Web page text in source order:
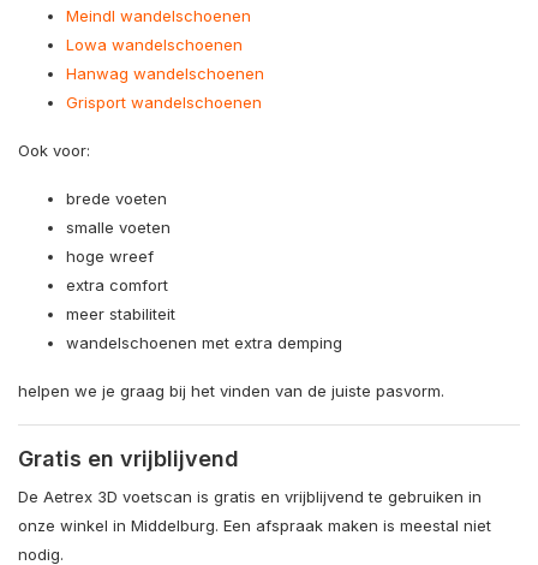
Meindl wandelschoenen
Lowa wandelschoenen
Hanwag wandelschoenen
Grisport wandelschoenen
Ook voor:
brede voeten
smalle voeten
hoge wreef
extra comfort
meer stabiliteit
wandelschoenen met extra demping
helpen we je graag bij het vinden van de juiste pasvorm.
Gratis en vrijblijvend
De Aetrex 3D voetscan is gratis en vrijblijvend te gebruiken in
onze winkel in Middelburg. Een afspraak maken is meestal niet
nodig.